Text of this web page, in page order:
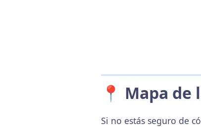
📍 Mapa de
Si no estás seguro de